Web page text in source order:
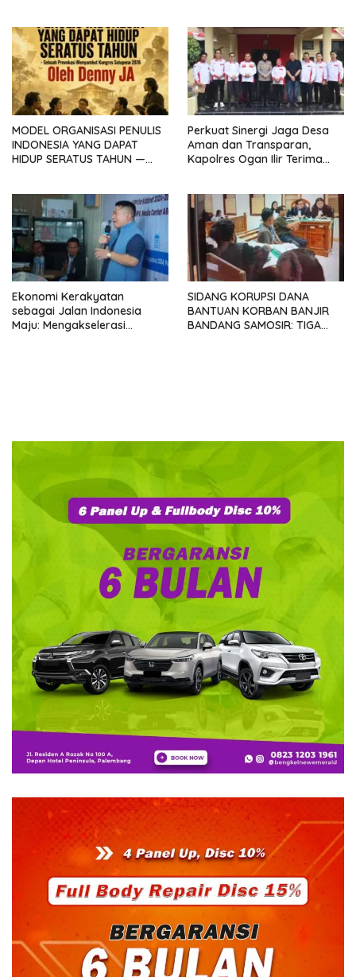
MODEL ORGANISASI PENULIS
INDONESIA YANG DAPAT
HIDUP SERATUS TAHUN —
SATUPENA 2026
Perkuat Sinergi Jaga Desa
Aman dan Transparan,
Kapolres Ogan Ilir Terima
Ekonomi Kerakyatan
sebagai Jalan Indonesia
Maju: Mengakselerasi
SIDANG KORUPSI DANA
BANTUAN KORBAN BANJIR
BANDANG SAMOSIR: TIGA